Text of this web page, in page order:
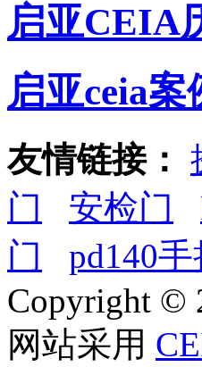
启亚CEIA
启亚ceia案
友情链接：
门
安检门
门
pd140
Copyright ©
网站采用